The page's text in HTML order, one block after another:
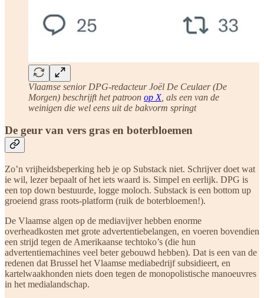
Vlaamse senior DPG-redacteur Joël De Ceulaer (De
Morgen) beschrijft het patroon op X, als een van de
weinigen die wel eens uit de bakvorm springt
De geur van vers gras en boterbloemen
Zo’n vrijheidsbeperking heb je op Substack niet. Schrijver doet wat
ie wil, lezer bepaalt of het iets waard is. Simpel en eerlijk. DPG is
een top down bestuurde, logge moloch. Substack is een bottom up
groeiend grass roots-platform (ruik de boterbloemen!).
De Vlaamse algen op de mediavijver hebben enorme
overheadkosten met grote advertentiebelangen, en voeren bovendien
een strijd tegen de Amerikaanse techtoko’s (die hun
advertentiemachines veel beter gebouwd hebben). Dat is een van de
redenen dat Brussel het Vlaamse mediabedrijf subsidieert, en
kartelwaakhonden niets doen tegen de monopolistische manoeuvres
in het medialandschap.